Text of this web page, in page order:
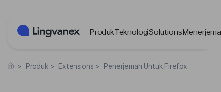
ProdukTeknologiSolutions
> Produk > Extensions > Penerjemah Untuk Firefox